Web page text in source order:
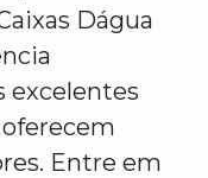
Dágua
excelentes
Entre em